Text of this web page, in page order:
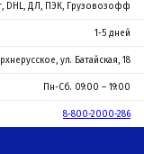
DHL, ДЛ, ПЭК, Грузовозофф
1-5 дней
ул. Батайская, 18
Пн-Сб. 09:00 – 19:00
8-800-2000-286